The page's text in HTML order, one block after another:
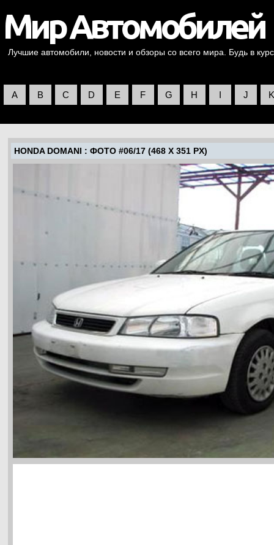
Лучшие автомобили, новости и обзоры со всего мира. Будь в
A B C D E F G H I J K
HONDA DOMANI : ФОТО #06/17 (468 X 351 PX)